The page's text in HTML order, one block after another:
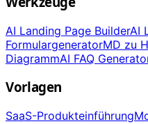
AI Landing Page BuilderAI
FormulargeneratorMD zu
DiagrammAI FAQ
Vorlagen
SaaS-Produkteinführung